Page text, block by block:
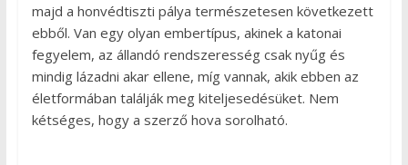
majd a honvédtiszti pálya természetesen következett
ebből. Van egy olyan embertípus, akinek a katonai
fegyelem, az állandó rendszeresség csak nyűg és
mindig lázadni akar ellene, míg vannak, akik ebben az
életformában találják meg kiteljesedésüket. Nem
kétséges, hogy a szerző hova sorolható.